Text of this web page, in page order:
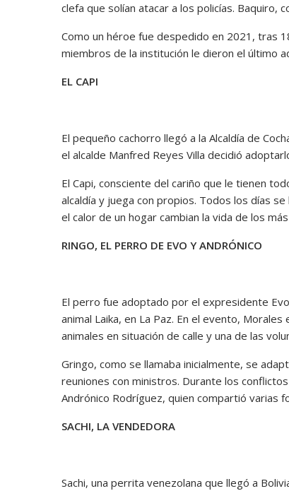
clefa que solían atacar a los policías. Baquiro,
Como un héroe fue despedido en 2021, tras
miembros de la institución le dieron el último
EL CAPI
El pequeño cachorro llegó a la Alcaldía de
el alcalde Manfred Reyes Villa decidió
El Capi, consciente del cariño que le tienen
alcaldía y juega con propios. Todos los días
el calor de un hogar cambian la vida de los
RINGO, EL PERRO DE EVO Y ANDRÓNICO
El perro fue adoptado por el expresidente
animal Laika, en La Paz. En el evento,
animales en situación de calle y una de las
Gringo, como se llamaba inicialmente, se
reuniones con ministros. Durante los
Andrónico Rodríguez, quien compartió varias
SACHI, LA VENDEDORA
Sachi, una perrita venezolana que llegó a